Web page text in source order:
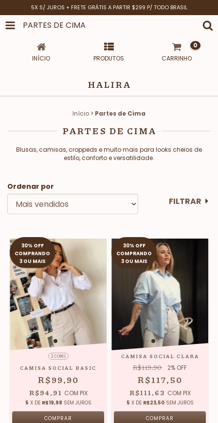
5X S/ JUROS + FRETE GRÁTIS A PARTIR $299 P/ TODO BRASIL
PARTES DE CIMA
INÍCIO PRODUTOS CARRINHO
0
HALIRA
Início > Partes de Cima
PARTES DE CIMA
Blusas, camisas, croppeds e muito mais para looks cheios de
estilo, conforto e versatilidade.
Ordenar por
FILTRAR
30% OFF
COMPRANDO
3 OU MAIS
2 CORES
CAMISA SOCIAL BASIC
R$99,90
R$94,91 COM PIX
5 X DE R$19,98 SEM JUROS
COMPRAR
30% OFF
COMPRANDO
3 OU MAIS
CAMISA SOCIAL CLARA
R$119,90 2% OFF
R$117,50
R$111,63 COM PIX
5 X DE R$23,50 SEM JUROS
COMPRAR